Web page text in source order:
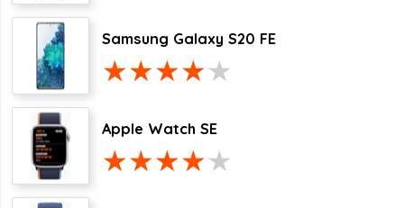
Samsung Galaxy S20 FE
Apple Watch SE